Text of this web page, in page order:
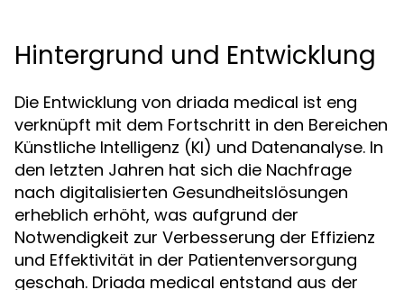
Hintergrund und Entwicklung
Die Entwicklung von driada medical ist eng
verknüpft mit dem Fortschritt in den Bereichen
Künstliche Intelligenz (KI) und Datenanalyse. In
den letzten Jahren hat sich die Nachfrage
nach digitalisierten Gesundheitslösungen
erheblich erhöht, was aufgrund der
Notwendigkeit zur Verbesserung der Effizienz
und Effektivität in der Patientenversorgung
geschah. Driada medical entstand aus der